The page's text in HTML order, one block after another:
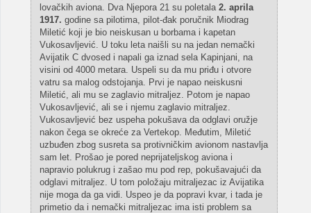
lovačkih aviona. Dva Njepora 21 su poletala2. aprila
1917. godine sa pilotima, pilot-đak poručnik Miodrag
Miletić koji je bio neiskusan u borbama i kapetan
Vukosavljević. U toku leta naišli su na jedan nemački
Avijatik C dvosed i napali ga iznad sela Kapinjani, na
visini od 4000 metara. Uspeli su da mu priđu i otvore
vatru sa malog odstojanja. Prvi je napao neiskusni
Miletić, ali mu se zaglavio mitraljez. Potom je napao
Vukosavljević, ali se i njemu zaglavio mitraljez.
Vukosavljević bez uspeha pokušava da odglavi oružje
nakon čega se okreće za Vertekop. Međutim, Miletić
uzbuđen zbog susreta sa protivničkim avionom nastavlja
sam let. Prošao je pored neprijateljskog aviona i
napravio polukrug i zašao mu pod rep, pokušavajući da
odglavi mitraljez. U tom položaju mitraljezac iz Avijatika
nije moga da ga vidi. Uspeo je da popravi kvar, i tada je
primetio da i nemački mitraljezac ima isti problem sa